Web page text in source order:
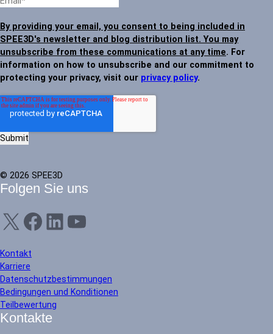
By providing your email, you consent to being included in
SPEE3D's newsletter and blog distribution list. You may
unsubscribe from these communications at any time. For
information on how to unsubscribe and our commitment to
protecting your privacy, visit our privacy policy.
© 2026 SPEE3D
Folgen Sie uns
X Facebook LinkedIn YouTube
Kontakt
Karriere
Datenschutzbestimmungen
Bedingungen und Konditionen
Teilbewertung
Kontakte